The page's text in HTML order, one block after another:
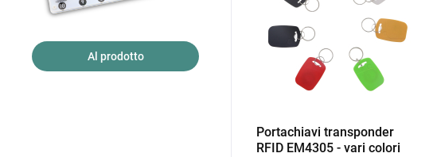
Al prodotto
Portachiavi transponder
RFID EM4305 - vari colori